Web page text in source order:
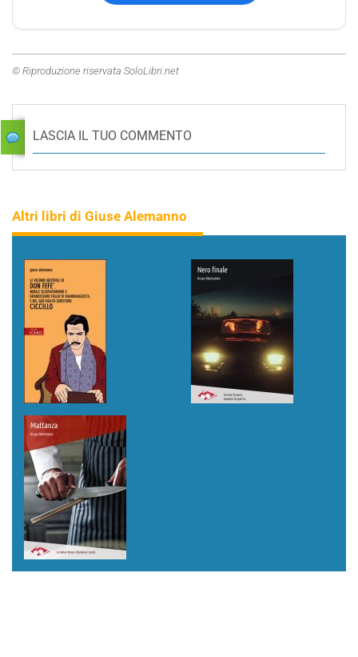
© Riproduzione riservata SoloLibri.net
LASCIA IL TUO COMMENTO
Altri libri di Giuse Alemanno